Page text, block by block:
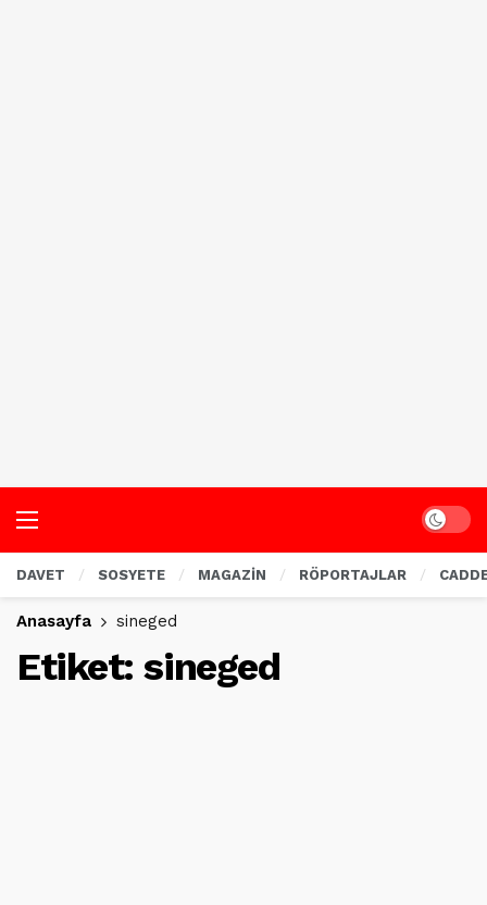
Dark
DAVET SOSYETE MAGAZİN RÖPORTAJLAR
Anasayfa sineged
Etiket: sineged